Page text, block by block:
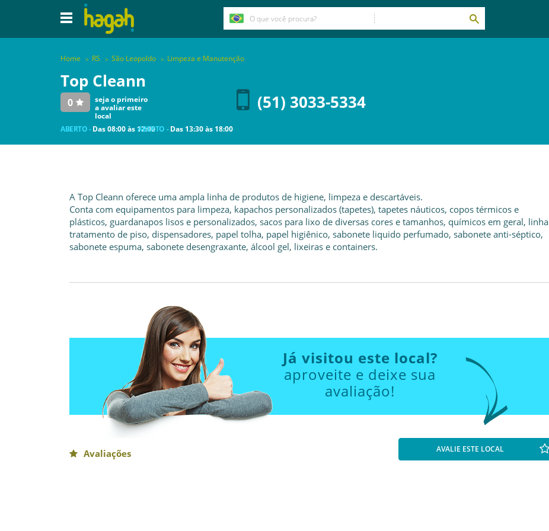
Home RS São Leopoldo Limpeza e Manutenção
Top Cleann
0
seja o primeiro
a avaliar este
local
(51) 3033-5334
ABERTO -Das08:00às 12:00
ABERTO -Das 13:30às 18:00
A Top Cleann oferece uma ampla linha de produtos de higiene, limpeza e descartáveis.
Conta com equipamentos para limpeza, kapachos personalizados (tapetes), tapetes náuticos, copos térmicos e
plásticos, guardanapos lisos e personalizados, sacos para lixo de diversas cores e tamanhos, químicos em geral, linha
tratamento de piso, dispensadores, papel tolha, papel higiênico, sabonete liquido perfumado, sabonete anti-séptico,
sabonete espuma, sabonete desengraxante, álcool gel, lixeiras e containers.
Já visitou este local?
aproveite e deixe sua
avaliação!
Avaliações AVALIE ESTE LOCAL